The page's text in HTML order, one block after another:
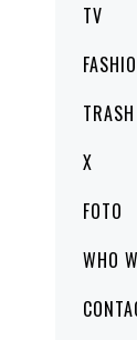
TV
X
FOTO
WHO